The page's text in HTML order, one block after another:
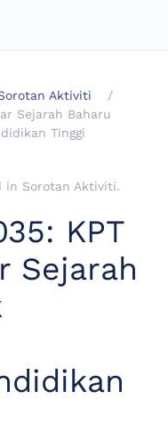
Aktiviti
Sejarah Baharu
Tinggi
in Sorotan Aktiviti.
KPT
Sejarah